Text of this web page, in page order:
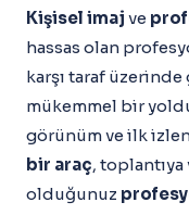
Kişisel imaj ve
hassas olan
karşı taraf
mükemmel bir
görünüm ve ilk
bir araç,
olduğunuz